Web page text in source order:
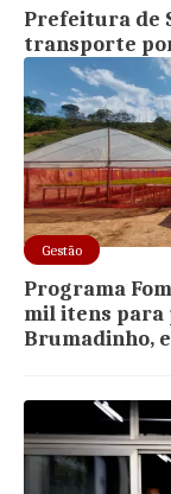
Prefeitura de
transporte
Gestão
Programa
mil itens para
Brumadinho,